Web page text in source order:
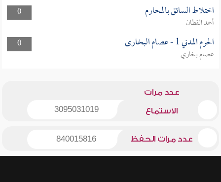
0
اختلاط السائق بالمحارم
أحمد القطان
0
الحرم المدني 1 - عصام البخارى
عصام بخاري
عدد مرات
الاستماع 3095031019
عدد مرات الحفظ 840015816